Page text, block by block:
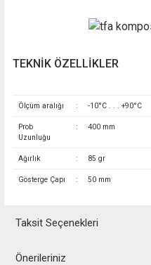
TEKNİK ÖZELLİKLER
Ölçüm aralığı : -10°C . . . +90°C
Prob
Uzunluğu
: 400 mm
Ağırlık : 85 gr
Gösterge Çapı : 50 mm
Taksit Seçenekleri
Önerileriniz